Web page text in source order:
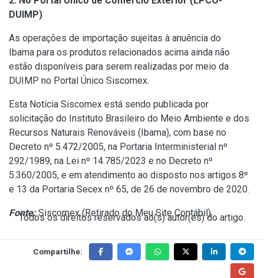
DUIMP)
As operações de importação sujeitas à anuência do
Ibama para os produtos relacionados acima ainda não
estão disponíveis para serem realizadas por meio da
DUIMP no Portal Único Siscomex.
Esta Notícia Siscomex está sendo publicada por
solicitação do Instituto Brasileiro do Meio Ambiente e dos
Recursos Naturais Renováveis (Ibama), com base no
Decreto nº 5.472/2005, na Portaria Interministerial nº
292/1989, na Lei nº 14.785/2023 e no Decreto nº
5.360/2005, e em atendimento ao disposto nos artigos 8º
e 13 da Portaria Secex nº 65, de 26 de novembro de 2020.
Fonte:Siscomex (Retirado do Meu Site Contábil)
Todos os direitos reservados ao(s) autor(es) do artigo.
Compartilhe: